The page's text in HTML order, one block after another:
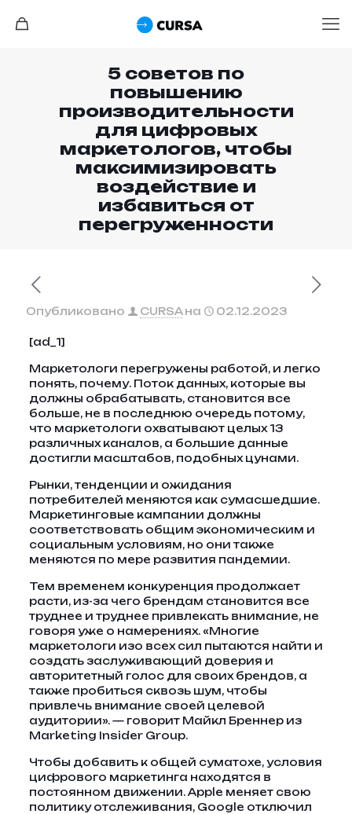
5 советов по
повышению
производительности
для цифровых
маркетологов, чтобы
максимизировать
воздействие и
избавиться от
перегруженности
Опубликовано CURSA на 02.12.2023
[ad_1]
Маркетологи перегружены работой, и легко
понять, почему. Поток данных, которые вы
должны обрабатывать, становится все
больше, не в последнюю очередь потому,
что маркетологи охватывают целых 13
различных каналов, а большие данные
достигли масштабов, подобных цунами.
Рынки, тенденции и ожидания
потребителей меняются как сумасшедшие.
Маркетинговые кампании должны
соответствовать общим экономическим и
социальным условиям, но они также
меняются по мере развития пандемии.
Тем временем конкуренция продолжает
расти, из-за чего брендам становится все
труднее и труднее привлекать внимание, не
говоря уже о намерениях. «Многие
маркетологи изо всех сил пытаются найти и
создать заслуживающий доверия и
авторитетный голос для своих брендов, а
также пробиться сквозь шум, чтобы
привлечь внимание своей целевой
аудитории». — говорит Майкл Бреннер из
Marketing Insider Group.
Чтобы добавить к общей суматохе, условия
цифрового маркетинга находятся в
постоянном движении. Apple меняет свою
политику отслеживания, Google отключил